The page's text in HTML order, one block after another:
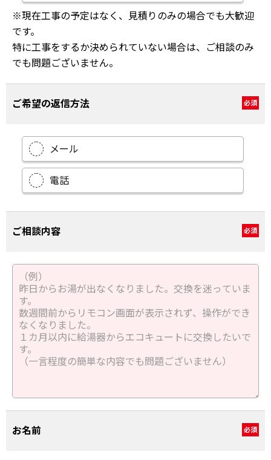
※現在工事の予定はなく、見積りのみの場合でも大歓迎
です。
特に工事をするか決められていない場合は、ご相談のみ
でも問題ございません。
ご希望の返信方法 必須
メール
電話
ご相談内容 必須
お名前 必須